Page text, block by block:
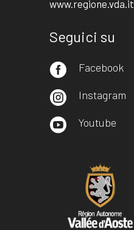
www.regione.vda.it
Seguici su
 Facebook
 Instagram
 Youtube